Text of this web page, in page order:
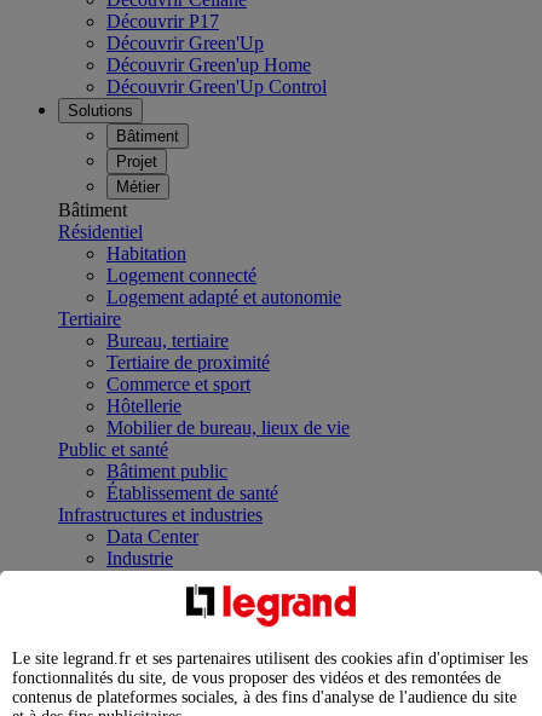
Découvrir P17
Découvrir Green'Up
Découvrir Green'up Home
Découvrir Green'Up Control
Solutions
Bâtiment
Projet
Métier
Bâtiment
Résidentiel
Habitation
Logement connecté
Logement adapté et autonomie
Tertiaire
Bureau, tertiaire
Tertiaire de proximité
Commerce et sport
Hôtellerie
Mobilier de bureau, lieux de vie
Public et santé
Bâtiment public
Établissement de santé
Infrastructures et industries
Data Center
Industrie
Infrastructures
Contrôler et planifier le fonctionnement des appareils
Répartir et optimiser son tableau électrique
Legrand Data Center Solutions : concentrer les
expertises au service de vos performances
Le site legrand.fr et ses partenaires utilisent des cookies afin d'optimiser les
fonctionnalités du site, de vous proposer des vidéos et des remontées de
contenus de plateformes sociales, à des fins d'analyse de l'audience du site